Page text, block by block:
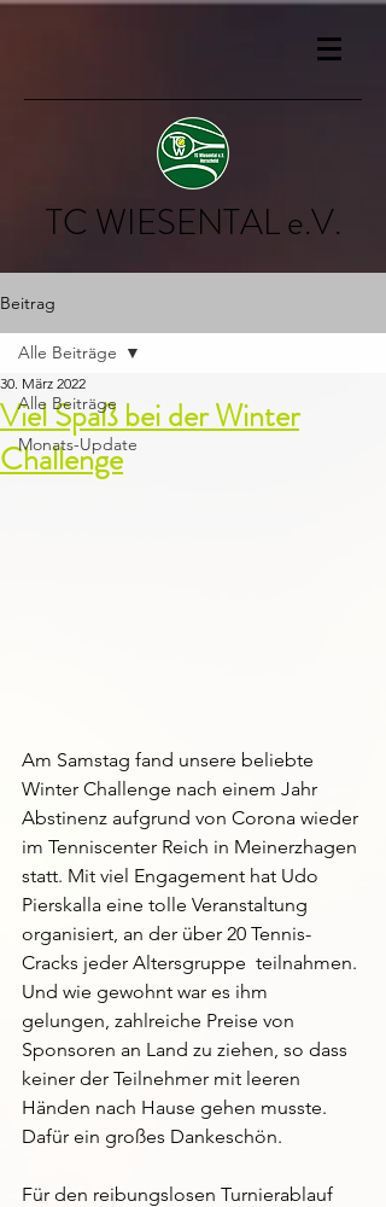
TC WIESENTAL e.V.
Beitrag
Alle Beiträge
Monats-Update
Alle Beiträge
Viel Spaß bei der Winter
Challenge
30. März 2022
Am Samstag fand unsere beliebte
Winter Challenge nach einem Jahr
Abstinenz aufgrund von Corona wieder
im Tenniscenter Reich in Meinerzhagen
statt. Mit viel Engagement hat Udo
Pierskalla eine tolle Veranstaltung
organisiert, an der über 20 Tennis-
Cracks jeder Altersgruppe  teilnahmen.
Und wie gewohnt war es ihm
gelungen, zahlreiche Preise von
Sponsoren an Land zu ziehen, so dass
keiner der Teilnehmer mit leeren
Händen nach Hause gehen musste.
Dafür ein großes Dankeschön.
Für den reibungslosen Turnierablauf